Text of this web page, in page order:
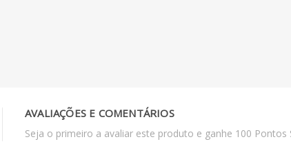
AVALIAÇÕES E COMENTÁRIOS
Seja o primeiro a avaliar este produto e ganhe 100 Pontos